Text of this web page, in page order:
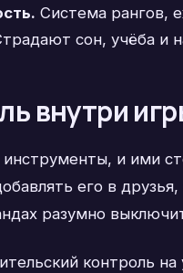
Система рангов,
сон, учёба и
внутри
и ими
его в
разумно
контроль